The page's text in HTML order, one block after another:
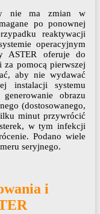
nie ma zmian w
po ponownej
reaktywacji
operacyjnym
ASTER oferuje do
pomocą pierwszej
aby nie wydawać
instalacji systemu
obrazu
(dostosowanego,
minut przywrócić
w tym infekcji
Podano wiele
seryjnego.
i